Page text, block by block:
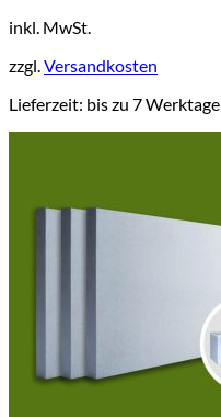
Produkt
mehrere
auf.
Die
inkl. MwSt.
zzgl.Versandkosten
Lieferzeit: bis zu 7 Werktage